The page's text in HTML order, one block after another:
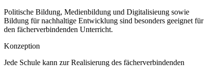
Politische Bildung, Medienbildung und Digitalisieung sowie
Bildung für nachhaltige Entwicklung sind besonders geeignet für
den fächerverbindenden Unterricht.
Konzeption
Jede Schule kann zur Realisierung des fächerverbindenden